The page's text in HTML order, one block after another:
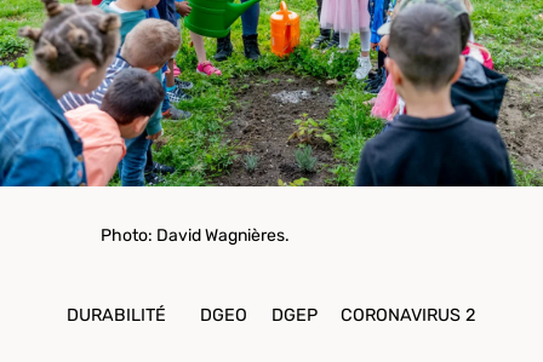
Photo: David Wagnières.
DURABILITÉ DGEO DGEP CORONAVIRUS 2